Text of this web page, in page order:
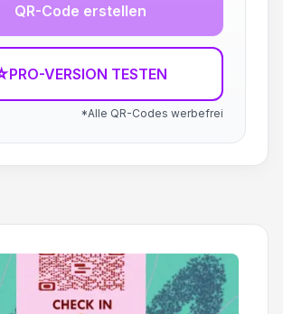
QR-Code erstellen
PRO-VERSION TESTEN
*Alle QR-Codes werbefrei